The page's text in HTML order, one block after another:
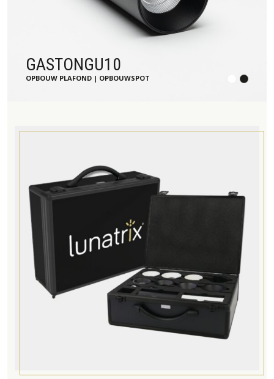
GASTONGU10
OPBOUW PLAFOND | OPBOUWSPOT